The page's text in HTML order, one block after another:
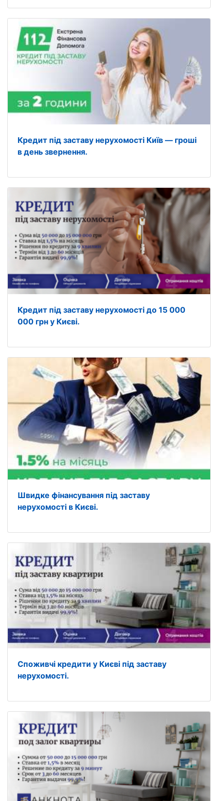
Кредит під заставу нерухомості Київ — гроші
в день звернення.
Кредит під заставу нерухомості до 15 000
000 грн у Києві.
Швидке фінансування під заставу
нерухомості в Києві.
Споживчі кредити у Києві під заставу
нерухомості.